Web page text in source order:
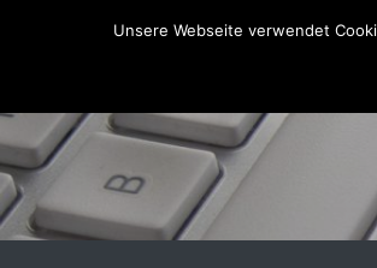
Unsere Webseite verwendet